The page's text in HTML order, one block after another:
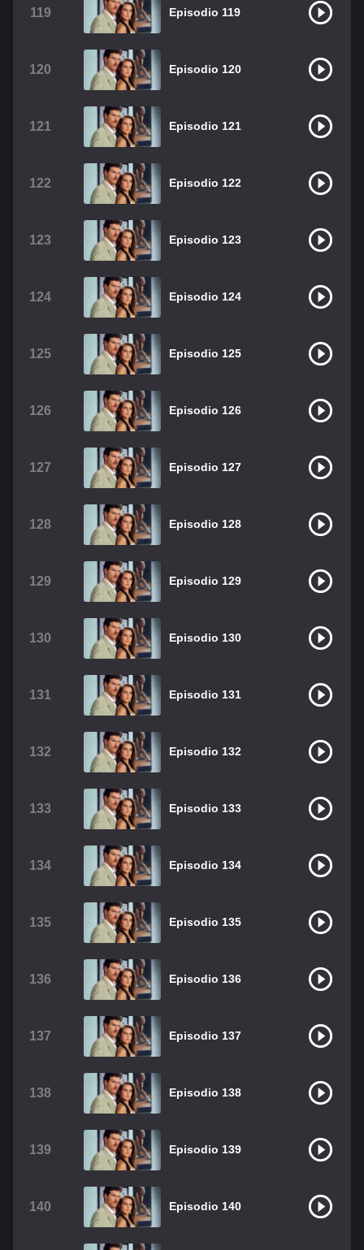
119 Episodio 119
120 Episodio 120
121 Episodio 121
122 Episodio 122
123 Episodio 123
124 Episodio 124
125 Episodio 125
126 Episodio 126
127 Episodio 127
128 Episodio 128
129 Episodio 129
130 Episodio 130
131 Episodio 131
132 Episodio 132
133 Episodio 133
134 Episodio 134
135 Episodio 135
136 Episodio 136
137 Episodio 137
138 Episodio 138
139 Episodio 139
140 Episodio 140